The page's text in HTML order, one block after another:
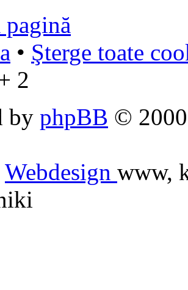
• Şterge toate
2
by phpBB ©
Webdesign www,